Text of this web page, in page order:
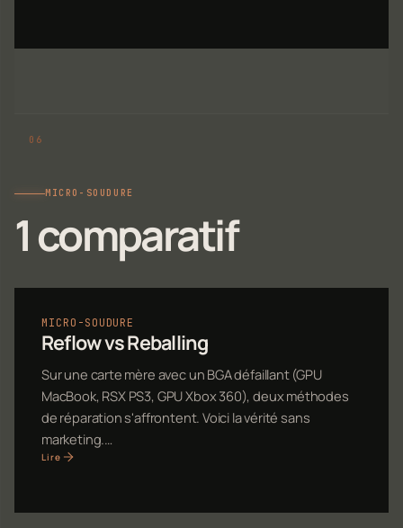
MICRO-SOUDURE
1 comparatif
MICRO-SOUDURE
Reflow vs Reballing
Sur une carte mère avec un BGA défaillant (GPU
MacBook, RSX PS3, GPU Xbox 360), deux méthodes
de réparation s'affrontent. Voici la vérité sans
marketing.…
Lire